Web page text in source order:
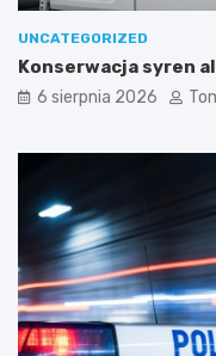
UNCATEGORIZED
Konserwacja syren
6 sierpnia 2026